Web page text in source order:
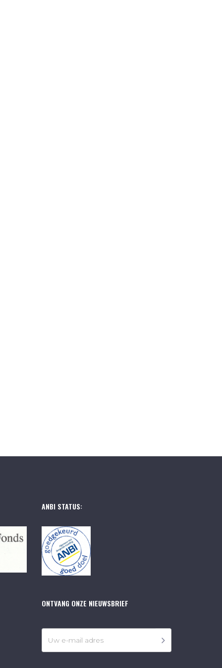
ANBI STATUS:
ONTVANG ONZE NIEUWSBRIEF